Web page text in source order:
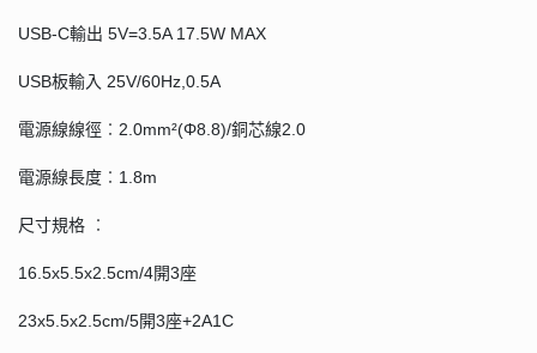
USB-C輸出 5V=3.5A 17.5W MAX
USB板輸入 25V/60Hz,0.5A
電源線線徑︰2.0mm²(Φ8.8)/銅芯線2.0
電源線長度︰1.8m
尺寸規格 ︰
16.5x5.5x2.5cm/4開3座
23x5.5x2.5cm/5開3座+2A1C